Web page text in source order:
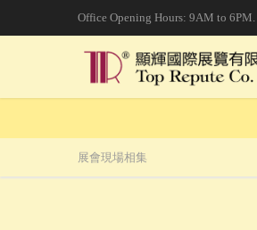
Office Opening Hours: 9AM to 6PM.
展會現場相集